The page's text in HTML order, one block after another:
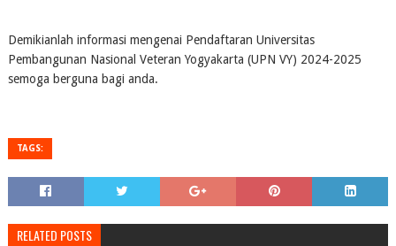
Demikianlah informasi mengenai Pendaftaran Universitas
Pembangunan Nasional Veteran Yogyakarta (UPN VY) 2024-2025
semoga berguna bagi anda.
TAGS:
RELATED POSTS